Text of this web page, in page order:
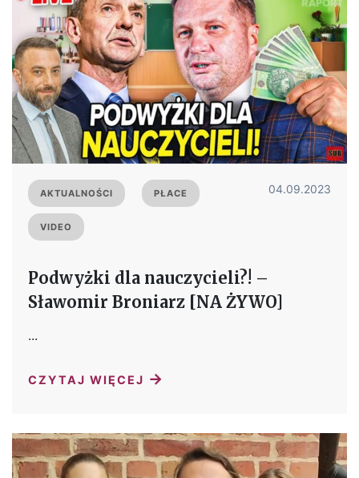
AKTUALNOŚCI PŁACE
VIDEO
04.09.2023
Podwyżki dla nauczycieli?! –
Sławomir Broniarz [NA ŻYWO]
...
CZYTAJ WIĘCEJ →